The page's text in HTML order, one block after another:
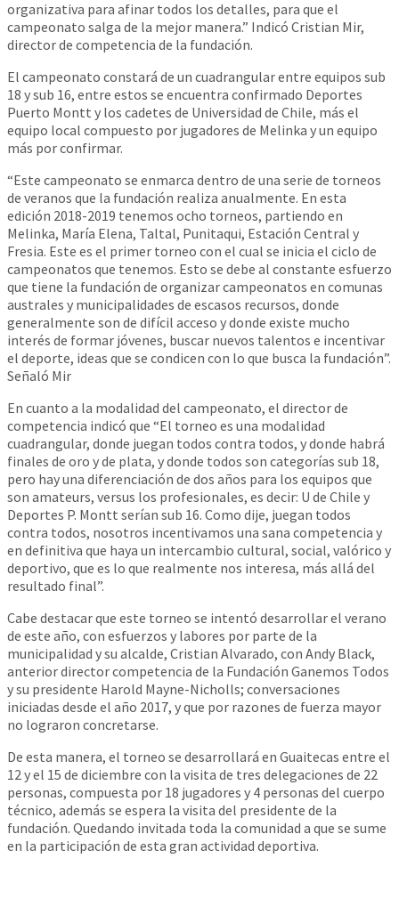
organizativa para afinar todos los detalles, para que el
campeonato salga de la mejor manera.” Indicó Cristian Mir,
director de competencia de la fundación.
El campeonato constará de un cuadrangular entre equipos sub
18 y sub 16, entre estos se encuentra confirmado Deportes
Puerto Montt y los cadetes de Universidad de Chile, más el
equipo local compuesto por jugadores de Melinka y un equipo
más por confirmar.
“Este campeonato se enmarca dentro de una serie de torneos
de veranos que la fundación realiza anualmente. En esta
edición 2018-2019 tenemos ocho torneos, partiendo en
Melinka, María Elena, Taltal, Punitaqui, Estación Central y
Fresia. Este es el primer torneo con el cual se inicia el ciclo de
campeonatos que tenemos. Esto se debe al constante esfuerzo
que tiene la fundación de organizar campeonatos en comunas
australes y municipalidades de escasos recursos, donde
generalmente son de difícil acceso y donde existe mucho
interés de formar jóvenes, buscar nuevos talentos e incentivar
el deporte, ideas que se condicen con lo que busca la fundación”.
Señaló Mir
En cuanto a la modalidad del campeonato, el director de
competencia indicó que “El torneo es una modalidad
cuadrangular, donde juegan todos contra todos, y donde habrá
finales de oro y de plata, y donde todos son categorías sub 18,
pero hay una diferenciación de dos años para los equipos que
son amateurs, versus los profesionales, es decir: U de Chile y
Deportes P. Montt serían sub 16. Como dije, juegan todos
contra todos, nosotros incentivamos una sana competencia y
en definitiva que haya un intercambio cultural, social, valórico y
deportivo, que es lo que realmente nos interesa, más allá del
resultado final”.
Cabe destacar que este torneo se intentó desarrollar el verano
de este año, con esfuerzos y labores por parte de la
municipalidad y su alcalde, Cristian Alvarado, con Andy Black,
anterior director competencia de la Fundación Ganemos Todos
y su presidente Harold Mayne-Nicholls; conversaciones
iniciadas desde el año 2017, y que por razones de fuerza mayor
no lograron concretarse.
De esta manera, el torneo se desarrollará en Guaitecas entre el
12 y el 15 de diciembre con la visita de tres delegaciones de 22
personas, compuesta por 18 jugadores y 4 personas del cuerpo
técnico, además se espera la visita del presidente de la
fundación. Quedando invitada toda la comunidad a que se sume
en la participación de esta gran actividad deportiva.